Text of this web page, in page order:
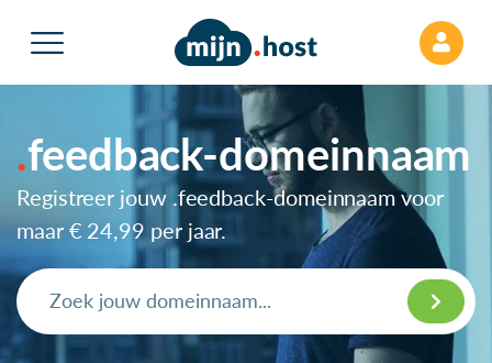
feedback-domeinnaam
Registreer jouw .feedback-domeinnaam voor
maar € 24,99 per jaar.